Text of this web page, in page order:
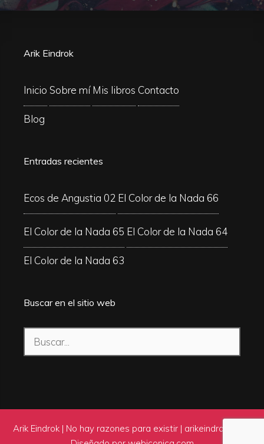
Arik Eindrok
Inicio Sobre mí Mis libros Contacto
Blog
Entradas recientes
Ecos de Angustia 02 El Color de la Nada 66
El Color de la Nada 65 El Color de la Nada 64
El Color de la Nada 63
Buscar en el sitio web
Buscar:
Arik Eindrok | No hay razones para existir | arikeindrok.com